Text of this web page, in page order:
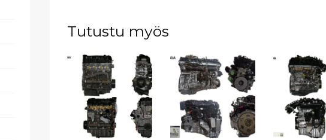
Tutustu myös